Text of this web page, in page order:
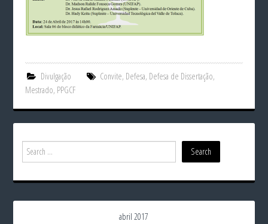
Divulgação Convite, Defesa, Defesa de Dissertação,
Mestrado, PPGCF
abril 2017